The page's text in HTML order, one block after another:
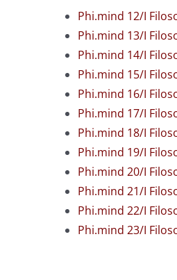
Phi.mind 12/I
Phi.mind 13/I
Phi.mind 14/I
Phi.mind 15/I
Phi.mind 16/I
Phi.mind 17/I
Phi.mind 18/I
Phi.mind 19/I
Phi.mind 20/I
Phi.mind 21/I
Phi.mind 22/I
Phi.mind 23/I